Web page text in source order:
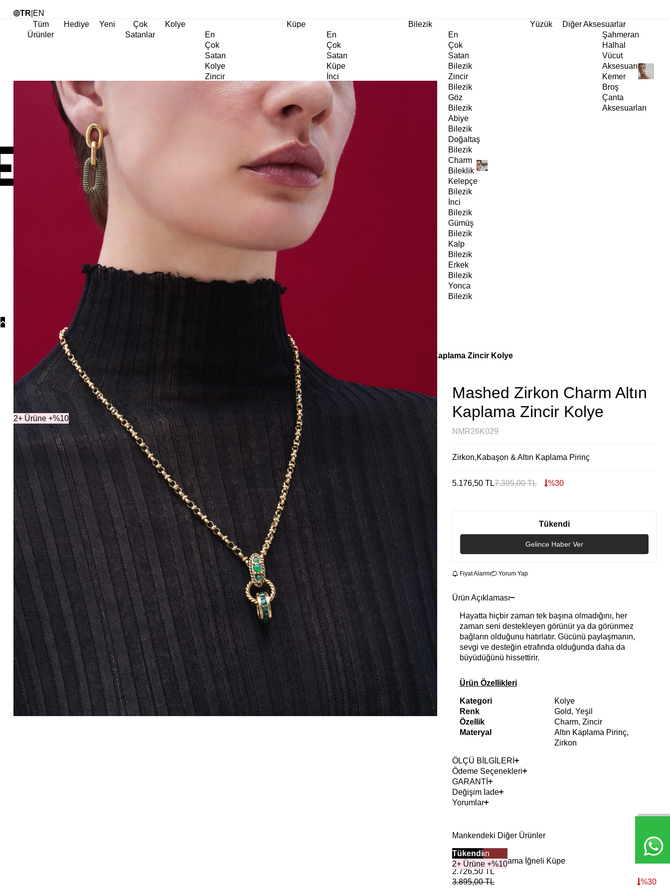
TR EN
Tüm
Ürünler
Hediye Yeni
Çok
Satanlar
Kolye
En
Çok
Satan
Kolye
Zincir
Kolye
Abiye
Kolye
Küpe
En
Çok
Satan
Küpe
İnci
Küpe
Abiye
Küpe
Doğaltaş
Kıkırdak
Küpe
Halka
Küpe
Göz
Küpe
Charm
Bilezik
En
Çok
Satan
Bilezik
Zincir
Bilezik
Göz
Bilezik
Abiye
Bilezik
Doğaltaş
Bilezik
Charm
Bileklik
Kelepçe
Bilezik
İnci
Bilezik
Gümüş
Bilezik
Kalp
Bilezik
Erkek
Bilezik
Yonca
Bilezik
Yüzük
Diğer Aksesuarlar
Şahmeran
Halhal
Vücut
Aksesuarı
Kemer
Broş
Çanta
Aksesuarları
Koleksiyonlar Spirit of Malachite Mashed Zirkon Charm Altın Kaplama Zincir Kolye
2+ Ürüne +%10
Mashed Zirkon Charm Altın
Kaplama Zincir Kolye
NMR26K029
Zirkon,Kabaşon & Altın Kaplama Pirinç
5.176,50 TL7.395,00TL %30
Tükendi
Gelince Haber Ver
Fiyat Alarmı Yorum Yap
Ürün Açıklaması
Hayatta hiçbir zaman tek başına olmadığını, her
zaman seni destekleyen görünür ya da görünmez
bağların olduğunu hatırlatır. Gücünü paylaşmanın,
sevgi ve desteğin etrafında olduğunda daha da
büyüdüğünü hissettirir.
Ürün Özellikleri
Kategori
Kolye
Renk
Gold, Yeşil
Özellik
Charm, Zincir
Materyal
Altın Kaplama Pirinç,
Zirkon
ÖLÇÜ BİLGİLERİ
Ödeme Seçenekleri
GARANTİ
Değişim İade
Yorumlar
Mankendeki Diğer Ürünler
Çok Satan
2+ Ürüne +%10
Tükendi
Dune Altın Kaplama İğneli Küpe
2.726,50TL
3.895,00TL %30
2+